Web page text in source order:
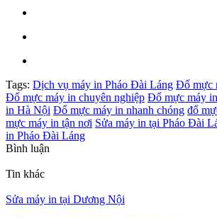
Tags: Dịch vụ máy in Pháo Đài Láng Đổ mực
Đổ mực máy in chuyên nghiệp Đổ mực máy
in Hà Nội Đổ mực máy in nhanh chóng đổ
mực máy in tận nơi Sửa máy in tại Pháo Đài
in Pháo Đài Láng
Bình luận
Tin khác
Sửa máy in tại Dương Nội